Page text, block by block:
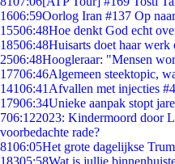
1606:59Oorlog Iran #137 Op
15506:48Hoe denkt God echt
18506:48Huisarts doet haar
2506:48Hoogleraar: "Mensen
17706:46Algemeen steektopic,
14106:41 Afvallen met injecties #4
17906:34Unieke aanpak stopt
706:122023: Kindermoord door
voorbedachte rade?
8106:05Het grote dagelijkse
18305:58Wat is jullie